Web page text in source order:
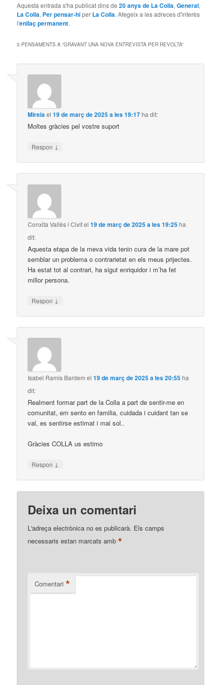
Aquesta entrada s'ha publicat dins de20 anys de La Colla,General,
La Colla, Per pensar-hiper La Colla. Afegeix a les adreces d'interès
l'enllaç permanent.
3 PENSAMENTS A “GRAVANT UNA NOVA ENTREVISTA PER REVOLTA”
Mireiael19 de març de 2025 a les 19:17ha dit:
Moltes gràcies pel vostre suport
Respon ↓
Conxita Vallès i Civitel19 de març de 2025 a les 19:25ha
dit:
Aquesta etapa de la meva vida tenin cura de la mare pot
semblar un problema o contrarietat en els meus prijectes.
Ha estat tot al contrari, ha sigut enriquidor i m’ha fet
millor persona.
Respon ↓
Isabel Ramis Bardem el19 de març de 2025 a les 20:55ha
dit:
Realment formar part de la Colla a part de sentir-me en
comunitat, em sento en familia, cuidada i cuidant tan se
val, es sentirse estimat i mai sol..
Gràcies COLLA us estimo
Respon ↓
Deixa un comentari
L'adreça electrònica no es publicarà. Els camps
necessaris estan marcats amb*
Comentari *